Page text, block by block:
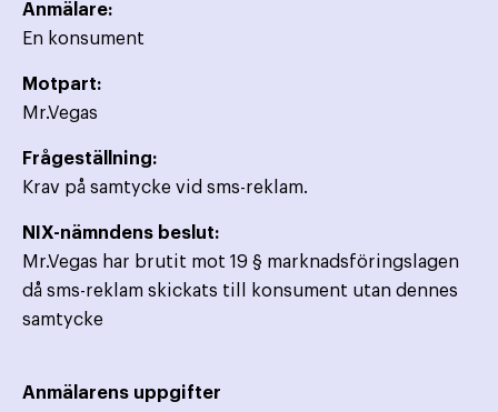
Anmälare:
En konsument
Motpart:
Mr.Vegas
Frågeställning:
Krav på samtycke vid sms-reklam.
NIX-nämndens beslut:
Mr.Vegas har brutit mot 19 § marknadsföringslagen
då sms-reklam skickats till konsument utan dennes
samtycke
Anmälarens uppgifter